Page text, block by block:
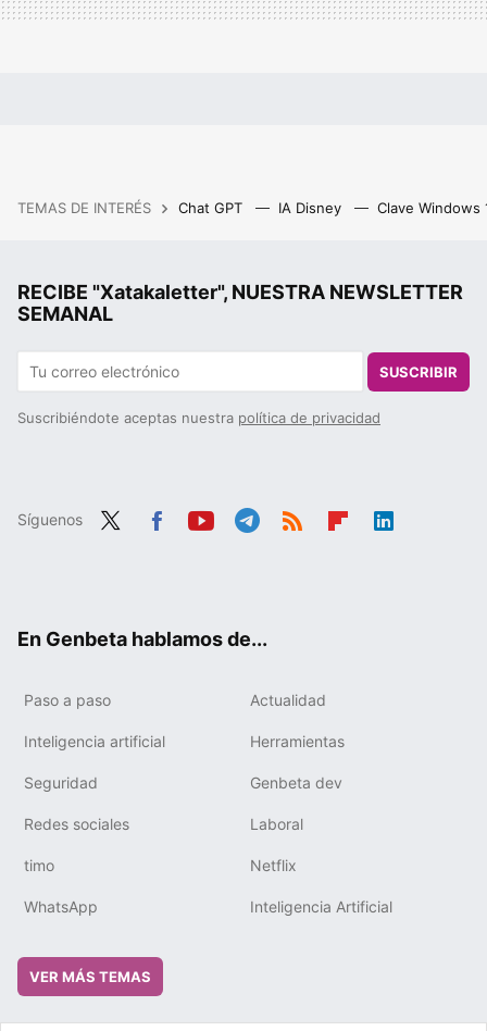
TEMAS DE INTERÉS Chat GPT IA Disney Clave Windows
RECIBE "Xatakaletter", NUESTRA NEWSLETTER
SEMANAL
SUSCRIBIR
Suscribiéndote aceptas nuestra política de privacidad
Síguenos
En Genbeta hablamos de...
Paso a paso Actualidad
Inteligencia artificial Herramientas
Seguridad Genbeta dev
Redes sociales Laboral
timo Netflix
WhatsApp Inteligencia Artificial
VER MÁS TEMAS